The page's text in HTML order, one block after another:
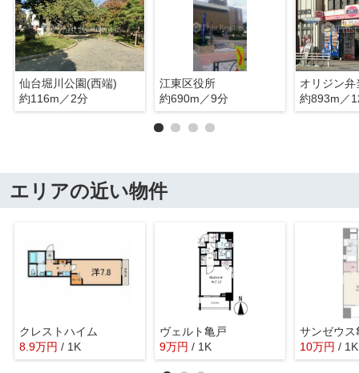
仙台堀川公園(西端)
約116m／2分
江東区役所
約690m／9分
オリジン
約893m／
エリアの近い物件
クレストハイム
8.9万円 / 1K
ヴェルト亀戸
9万円 / 1K
サンゼウス
10万円 / 1K